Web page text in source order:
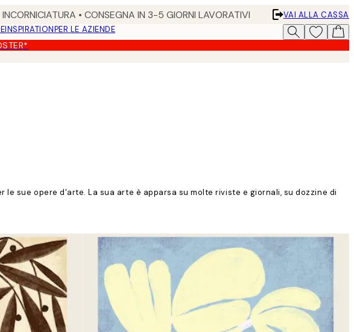
• CONSEGNA IN 3-5 GIORNI LAVORATIVI
VAI ALLA CASSA
INSPIRATIONPER LE AZIENDE
sue opere d'arte. La sua arte è apparsa su molte riviste e giornali, su dozzine di